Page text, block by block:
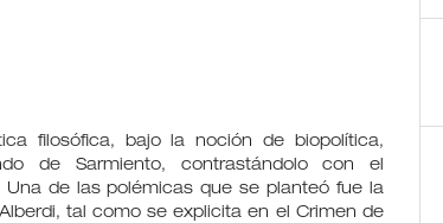
filosófica, bajo la noción de biopolítica,
de Sarmiento, contrastándolo con el
Una de las polémicas que se planteó fue la
tal como se explicita en el Crimen de